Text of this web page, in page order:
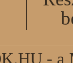
- a